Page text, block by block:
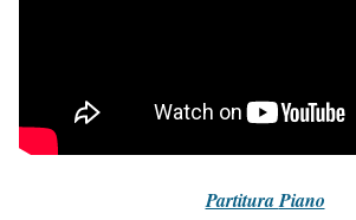
PartituraPiano